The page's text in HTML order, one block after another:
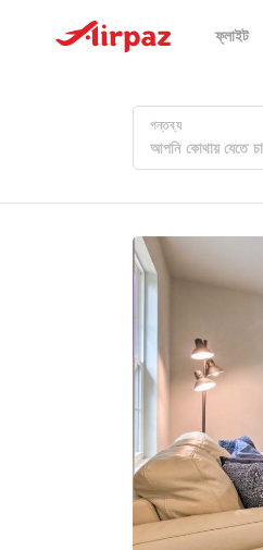
ফ্লাইট
গন্তব্য